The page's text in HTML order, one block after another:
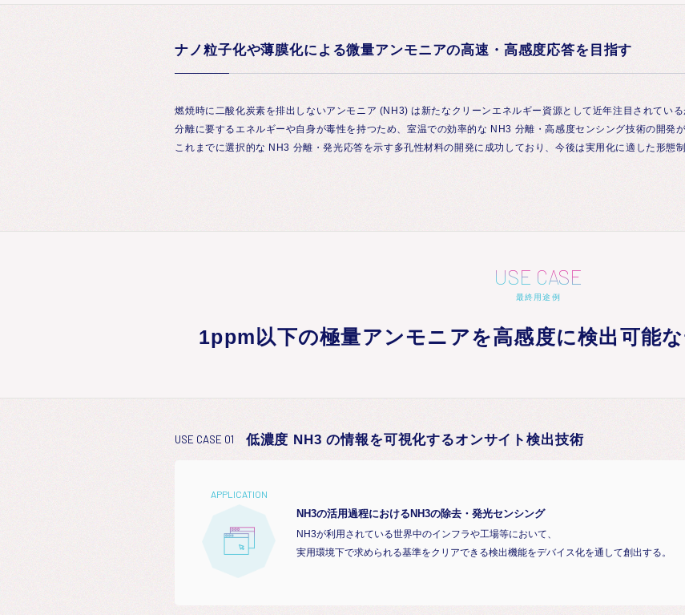
ナノ粒子化や薄膜化による微量アンモニアの高速・高感度応答を目指す
燃焼時に二酸化炭素を排出しないアンモニア (NH3) は新たなクリーンエネルギー資源として近年注目されている
分離に要するエネルギーや自身が毒性を持つため、室温での効率的な NH3 分離・高感度センシング技術の開発
これまでに選択的な NH3 分離・発光応答を示す多孔性材料の開発に成功しており、今後は実用化に適した形態
USE CASE
最終用途例
1ppm以下の極量アンモニアを高感度に検出可能
USE CASE 01 低濃度 NH3 の情報を可視化するオンサイト検出技術
APPLICATION
NH3の活用過程におけるNH3の除去・発光センシング
NH3が利用されている世界中のインフラや工場等において、
実用環境下で求められる基準をクリアできる検出機能をデバイス化を通して創出する。